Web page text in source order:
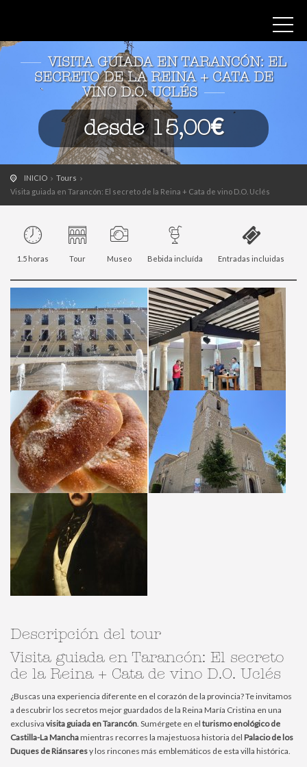
VISITA GUIADA EN TARANCÓN: EL
SECRETO DE LA REINA + CATA DE
VINO D.O. UCLÉS
desde 15,00€
INICIO
Tours
Visita guiada en Tarancón: El secreto de la Reina + Cata de vino D.O. Uclés
1.5 horas Tour Museo Bebida incluída Entradas incluidas
Descripción del tour
Visita guiada en Tarancón: El secreto
de la Reina + Cata de vino D.O. Uclés
¿Buscas una experiencia diferente en el corazón de la provincia? Te invitamos
a descubrir los secretos mejor guardados de la Reina María Cristina en una
exclusiva visita guiada en Tarancón. Sumérgete en el turismo enológico de
Castilla-La Manchamientras recorres la majestuosa historia del Palacio de los
Duques de Riánsaresy los rincones más emblemáticos de esta villa histórica.